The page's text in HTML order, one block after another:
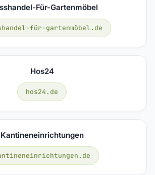
Für-Gartenmöbel
für-gartenmöbel.de
Hos24
hos24.de
Kantineneinrichtungen